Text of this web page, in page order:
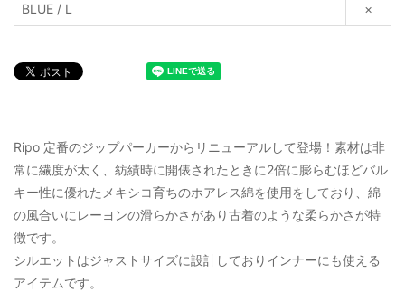
BLUE / L ×
Ripo 定番のジップパーカーからリニューアルして登場！素材は非
常に繊度が太く、紡績時に開俵されたときに2倍に膨らむほどバル
キー性に優れたメキシコ育ちのホアレス綿を使用をしており、綿
の風合いにレーヨンの滑らかさがあり古着のような柔らかさが特
徴です。
シルエットはジャストサイズに設計しておりインナーにも使える
アイテムです。